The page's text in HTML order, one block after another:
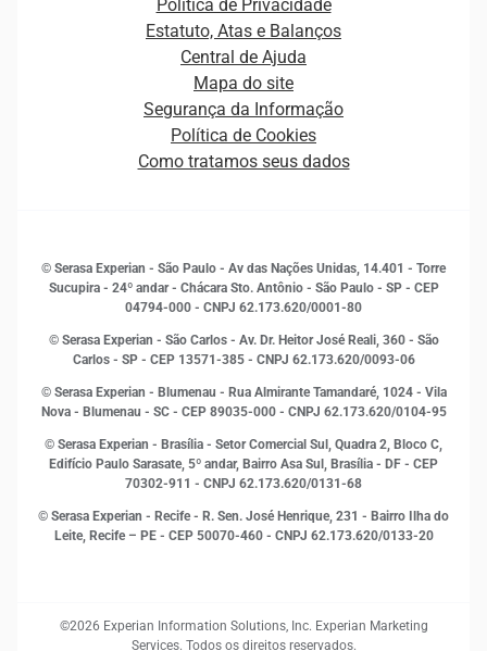
Curso Gratuito de Saúde Financeira
Empreendedorismo
Estudos e Pesquisas
Inovação e Tecnologia
Leis e impostos
Marketing
Open Finance
Proteção de Dados
Sustentabilidade Corporativa
Distribuidores e representantes
Estrutura Organizacional
Sala de Imprensa
Política de Privacidade
Estatuto, Atas e Balanços
Central de Ajuda
Mapa do site
Segurança da Informação
Política de Cookies
Como tratamos seus dados
© Serasa Experian - São Paulo - Av das Nações Unidas, 14.401 - Torre
Sucupira - 24º andar - Chácara Sto. Antônio - São Paulo - SP - CEP
04794-000 - CNPJ 62.173.620/0001-80
© Serasa Experian - São Carlos - Av. Dr. Heitor José Reali, 360 - São
Carlos - SP - CEP 13571-385 - CNPJ 62.173.620/0093-06
© Serasa Experian - Blumenau - Rua Almirante Tamandaré, 1024 - Vila
Nova - Blumenau - SC - CEP 89035-000 - CNPJ 62.173.620/0104-95
© Serasa Experian - Brasília - Setor Comercial Sul, Quadra 2, Bloco C,
Edifício Paulo Sarasate, 5º andar, Bairro Asa Sul, Brasília - DF - CEP
70302-911 - CNPJ 62.173.620/0131-68
© Serasa Experian - Recife - R. Sen. José Henrique, 231 - Bairro Ilha do
Leite, Recife – PE - CEP 50070-460 - CNPJ 62.173.620/0133-20
©2026 Experian Information Solutions, Inc. Experian Marketing
Services. Todos os direitos reservados.